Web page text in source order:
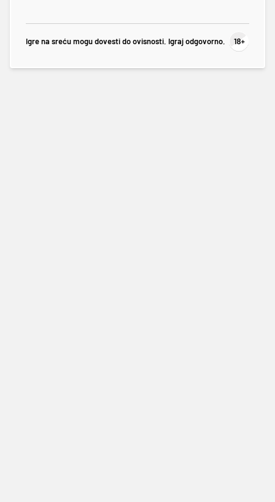
Igre na sreću mogu dovesti do ovisnosti. Igraj odgovorno.